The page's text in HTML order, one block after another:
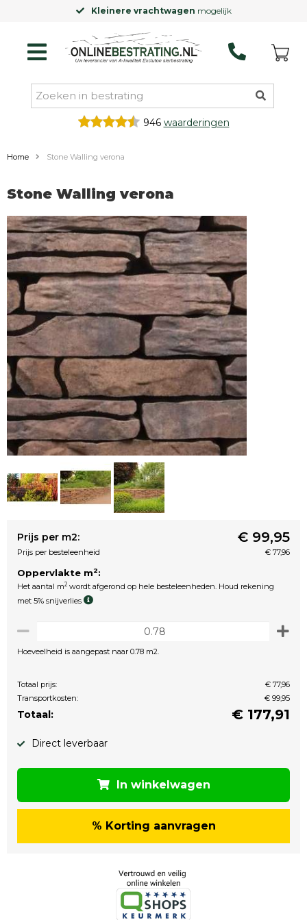
Kleinere vrachtwagen mogelijk
946 waarderingen
Home Stone Walling verona
Stone Walling verona
Prijs per m2: € 99,95
Prijs per besteleenheid € 77,96
Oppervlakte m2:
Het aantal m2 wordt afgerond op hele besteleenheden. Houd rekening
met 5% snijverlies
Hoeveelheid is aangepast naar 0.78 m2.
Totaal prijs:
€ 77,96
Transportkosten:
€ 99,95
Totaal: € 177,91
Direct leverbaar
In winkelwagen
% Korting aanvragen